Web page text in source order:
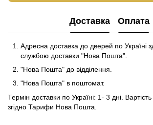
Доставка Оплата
Адресна доставка до дверей по Україні
службою доставки "Нова Пошта".
"Нова Пошта" до відділення.
"Нова Пошта" в поштомат.
Термін доставки по Україні: 1- 3 дні.
згідно Тарифи Нова Пошта